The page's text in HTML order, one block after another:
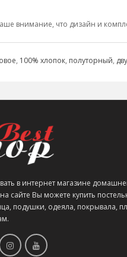
внимание, что дизайн и
, 100% хлопок, полуторный,
в интернет магазине
на сайте Вы можете купить
подушки, одеяла, покрывала,